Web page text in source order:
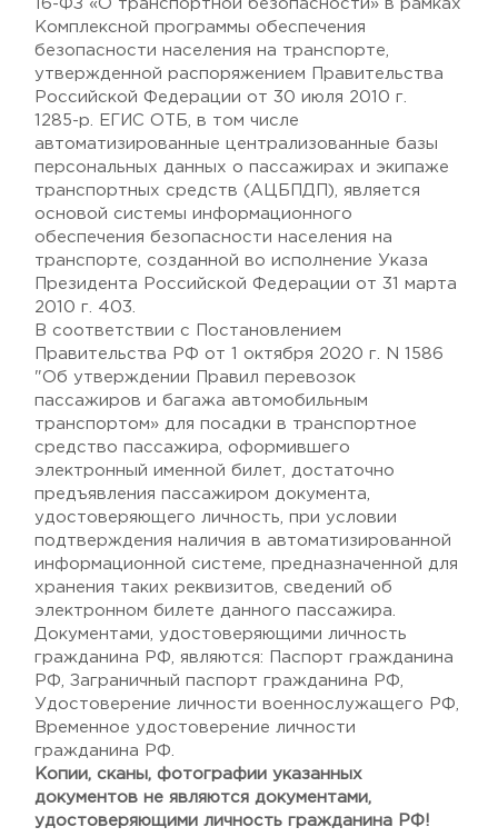
16-ФЗ «О транспортной безопасности» в рамках
Комплексной программы обеспечения
безопасности населения на транспорте,
утвержденной распоряжением Правительства
Российской Федерации от 30 июля 2010 г.
1285-р. ЕГИС ОТБ, в том числе
автоматизированные централизованные базы
персональных данных о пассажирах и экипаже
транспортных средств (АЦБПДП), является
основой системы информационного
обеспечения безопасности населения на
транспорте, созданной во исполнение Указа
Президента Российской Федерации от 31 марта
2010 г. 403.
В соответствии с Постановлением
Правительства РФ от 1 октября 2020 г. N 1586
"Об утверждении Правил перевозок
пассажиров и багажа автомобильным
транспортом» для посадки в транспортное
средство пассажира, оформившего
электронный именной билет, достаточно
предъявления пассажиром документа,
удостоверяющего личность, при условии
подтверждения наличия в автоматизированной
информационной системе, предназначенной для
хранения таких реквизитов, сведений об
электронном билете данного пассажира.
Документами, удостоверяющими личность
гражданина РФ, являются: Паспорт гражданина
РФ, Заграничный паспорт гражданина РФ,
Удостоверение личности военнослужащего РФ,
Временное удостоверение личности
гражданина РФ.
Копии, сканы, фотографии указанных
документов не являются документами,
удостоверяющими личность гражданина РФ!